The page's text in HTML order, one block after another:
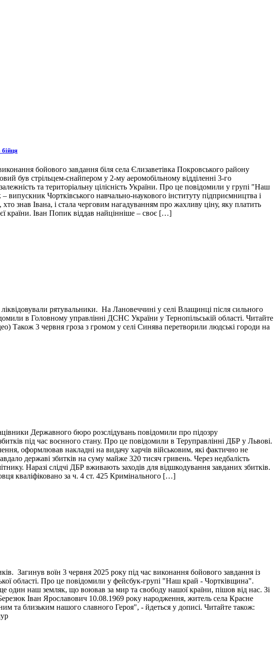
бойового завдання біля села Єлизаветівка Покровського району
був стрільцем-снайпером у 2-му аеромобільному відділенні 3-го
та територіальну цілісність України. Про це повідомили у групі "Наш
Чортківського навчально-наукового інституту підприємництва і
хто знав Івана, і стала черговим нагадуванням про жахливу ціну, яку платить
країни. Іван Попик віддав найцінніше – своє […]
рятувальники. На Лановеччині у селі Влащинці після сильного
в Головному управлінні ДСНС України у Тернопільській області. Читайте
Також 3 червня гроза з громом у селі Синява перетворили людські городи на
Державного бюро розслідувань повідомили про підозру
під час воєнного стану. Про це повідомили в Теруправлінні ДБР у Львові.
оформлював накладні на видачу харчів військовим, які фактично не
державі збитків на суму майже 320 тисяч гривень. Через недбалість
Наразі слідчі ДБР вживають заходів для відшкодування завданих збитків.
кваліфіковано за ч. 4 ст. 425 Кримінального […]
Загинув воїн 3 червня 2025 року під час виконання бойового завдання із
області. Про це повідомили у фейсбук-групі "Наш край - Чортківщина".
один наш земляк, що воював за мир та свободу нашої країни, пішов від нас. Зі
Іван Ярославович 10.08.1969 року народження, житель села Красне
та близьким нашого славного Героя", - йдеться у дописі. Читайте також: